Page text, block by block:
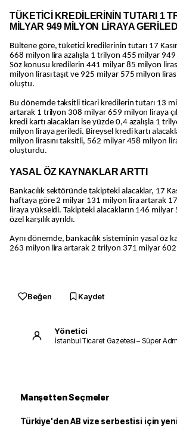
TÜKETİCİ KREDİLERİNİN TUTARI 1
MİLYAR 949 MİLYON LİRAYA GERİLEDİ
Bültene göre, tüketici kredilerinin tutarı 17
668 milyon lira azalışla 1 trilyon 455 milyar
Söz konusu kredilerin 441 milyar 85 milyon
milyon lirası taşıt ve 925 milyar 575 milyon
oluştu.
Bu dönemde taksitli ticari kredilerin tutarı 13
artarak 1 trilyon 308 milyar 659 milyon liraya
kredi kartı alacakları ise yüzde 0,4 azalışla 1
milyon liraya geriledi. Bireysel kredi kartı
milyon lirasını taksitli, 562 milyar 458 milyon
oluşturdu.
YASAL ÖZ KAYNAKLAR ARTTI
Bankacılık sektöründe takipteki alacaklar, 17
haftaya göre 2 milyar 131 milyon lira artarak
liraya yükseldi. Takipteki alacakların 146 milyar
özel karşılık ayrıldı.
Aynı dönemde, bankacılık sisteminin yasal öz
263 milyon lira artarak 2 trilyon 371 milyar
Beğen Kaydet
Yönetici
İstanbul Ticaret Gazetesi – Süper
Manşetten Seçmeler
Türkiye'den AB vize serbestisi için